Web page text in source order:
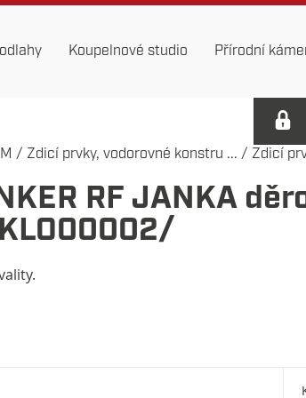
Koupelnové studio Přírodní
/ Zdicí prvky, vodorovné konstru ... / Zdicí
RF JANKA